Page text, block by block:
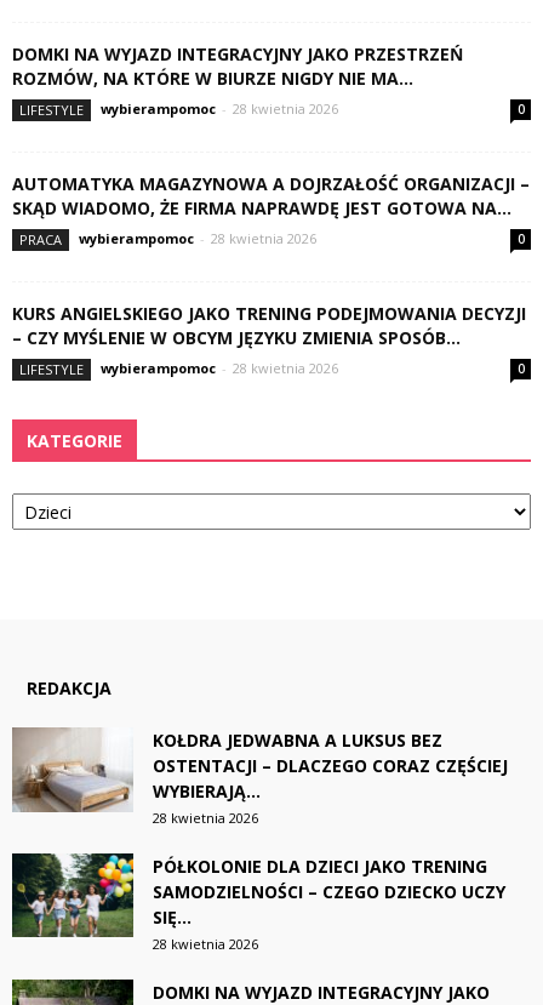
DOMKI NA WYJAZD INTEGRACYJNY JAKO PRZESTRZEŃ
ROZMÓW, NA KTÓRE W BIURZE NIGDY NIE MA...
LIFESTYLE wybierampomoc - 28 kwietnia 2026 0
AUTOMATYKA MAGAZYNOWA A DOJRZAŁOŚĆ ORGANIZACJI –
SKĄD WIADOMO, ŻE FIRMA NAPRAWDĘ JEST GOTOWA NA...
PRACA wybierampomoc - 28 kwietnia 2026 0
KURS ANGIELSKIEGO JAKO TRENING PODEJMOWANIA DECYZJI
– CZY MYŚLENIE W OBCYM JĘZYKU ZMIENIA SPOSÓB...
LIFESTYLE wybierampomoc - 28 kwietnia 2026 0
KATEGORIE
Kategorie
REDAKCJA
KOŁDRA JEDWABNA A LUKSUS BEZ
OSTENTACJI – DLACZEGO CORAZ CZĘŚCIEJ
WYBIERAJĄ...
28 kwietnia 2026
PÓŁKOLONIE DLA DZIECI JAKO TRENING
SAMODZIELNOŚCI – CZEGO DZIECKO UCZY
SIĘ...
28 kwietnia 2026
DOMKI NA WYJAZD INTEGRACYJNY JAKO